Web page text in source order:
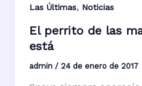
Las Últimas, Noticias
El perrito de las
está
admin / 24 de enero de 2017